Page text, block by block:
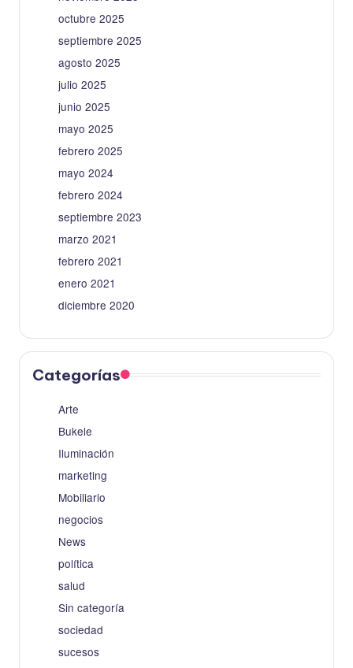
octubre 2025
septiembre 2025
agosto 2025
julio 2025
junio 2025
mayo 2025
febrero 2025
mayo 2024
febrero 2024
septiembre 2023
marzo 2021
febrero 2021
enero 2021
diciembre 2020
Categorías
Arte
Bukele
Iluminación
marketing
Mobiliario
negocios
News
política
salud
Sin categoría
sociedad
sucesos